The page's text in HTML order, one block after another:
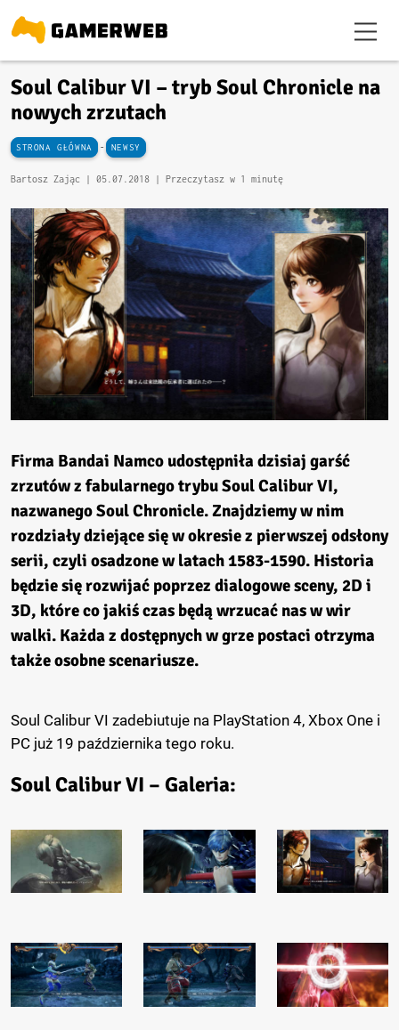
Soul Calibur VI – tryb Soul Chronicle na
nowych zrzutach
STRONA GŁÓWNA - NEWSY
Bartosz Zając | 05.07.2018 | Przeczytasz w 1 minutę
Firma Bandai Namcoudostępniła dzisiaj garść
zrzutów z fabularnego trybuSoul Calibur VI,
nazwanegoSoul Chronicle. Znajdziemy w nim
rozdziały dziejące się w okresie z pierwszej odsłony
serii, czyli osadzone w latach 1583-1590. Historia
będzie się rozwijać poprzez dialogowe sceny, 2D i
3D, które co jakiś czas będą wrzucać nas w wir
walki. Każda z dostępnych w grze postaci otrzyma
także osobne scenariusze.
Soul Calibur VI zadebiutuje na PlayStation 4, Xbox One i
PC już 19 października tego roku.
Soul Calibur VI – Galeria: